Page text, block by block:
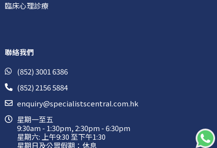
臨床心理診療
聯絡我們
(852) 3001 6386
(852) 2156 5884
enquiry@specialistscentral.com.hk
星期一至五
9:30am - 1:30pm, 2:30pm - 6:30pm
星期六: 上午9:30 至下午1:30
星期日及公眾假期：休息